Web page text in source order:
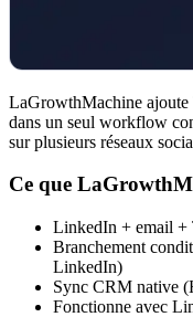
LaGrowthMachine
dans un seul workflow
sur plusieurs réseaux
Ce que
LinkedIn + email +
Branchement
LinkedIn)
Sync CRM native
Fonctionne avec